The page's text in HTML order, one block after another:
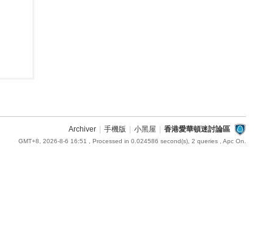
Archiver 手機版 小黑屋 香港愛華頓迷討論區
GMT+8, 2026-8-6 16:51 , Processed in 0.024586 second(s), 2 queries , Apc On.